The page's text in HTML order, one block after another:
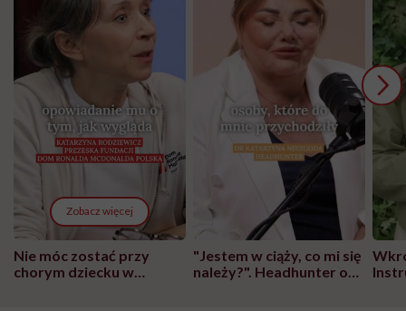
Zobacz więcej
Nie móc zostać przy
chorym dziecku w
"Jestem w ciąży, co mi się
należy?". Headhunter o